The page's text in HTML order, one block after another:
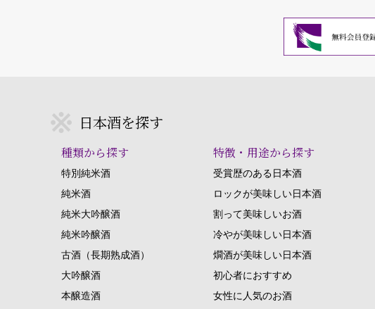
日本酒を探す
種類から探す
特別純米酒
純米酒
純米大吟醸酒
純米吟醸酒
古酒（長期熟成酒）
大吟醸酒
本醸造酒
特徴・用途から探す
受賞歴のある日本酒
ロックが美味しい日本酒
割って美味しいお酒
冷やが美味しい日本酒
燗酒が美味しい日本酒
初心者におすすめ
女性に人気のお酒